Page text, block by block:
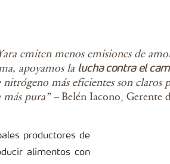
emiten menos emisiones de
apoyamos la lucha contra el
más eficientes son
pura” –Belén Iacono, Gerente
productores de
alimentos con